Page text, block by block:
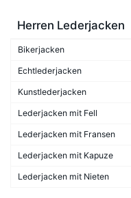
Herren Lederjacken
Bikerjacken
Echtlederjacken
Kunstlederjacken
Lederjacken mit Fell
Lederjacken mit Fransen
Lederjacken mit Kapuze
Lederjacken mit Nieten